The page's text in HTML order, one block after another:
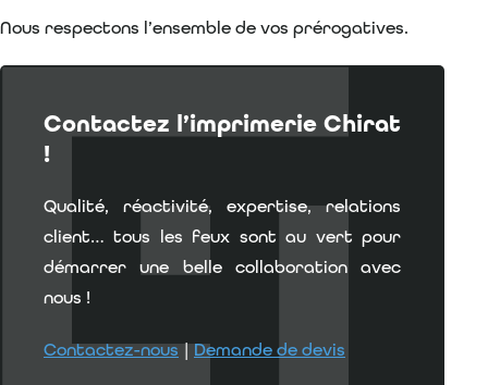
Nous respectons l’ensemble de vos prérogatives.
Contactez l’imprimerie Chirat
!
Qualité, réactivité, expertise, relations
client… tous les feux sont au vert pour
démarrer une belle collaboration avec
nous !
Contactez-nous|Demande de devis